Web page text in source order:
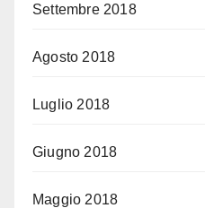
Settembre 2018
Agosto 2018
Luglio 2018
Giugno 2018
Maggio 2018